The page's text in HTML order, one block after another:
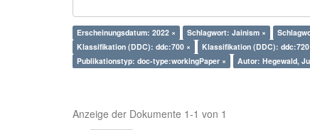
Erscheinungsdatum: 2022 × Schlagwort: Jainism ×
Klassifikation (DDC): ddc:700 ×
Klassifikation (DDC): ddc:720
Publikationstyp: doc-type:workingPaper ×
Autor: Hegewald,
Anzeige der Dokumente 1-1 von 1